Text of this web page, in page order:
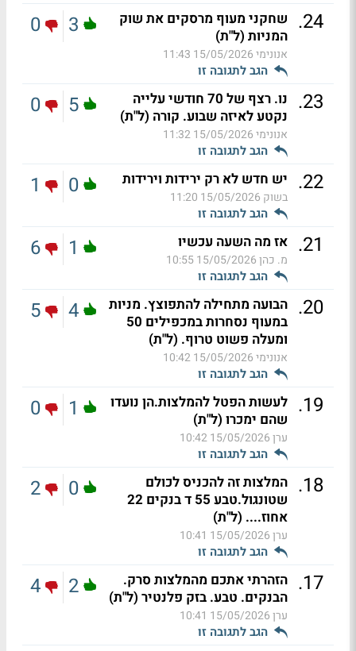
24
. שחקני מעוף מרסקים את שוק
המניות (ל"ת)
אנונימי15/05/2026 11:43
הגב לתגובה זו
3
0
23
.
נו. רצף של 70 חודשי עלייה
נקטע לאיזה שבוע. קורה (ל"ת)
אנונימי15/05/2026 11:32
הגב לתגובה זו
5
0
22
. יש חדש לא רק ירידות וירידות
בשוק 15/05/2026 11:20
הגב לתגובה זו
0
1
21
. אז מה השעה עכשיו
מ. כהן15/05/2026 10:55
הגב לתגובה זו
1
6
20
. הבועה מתחילה להתפוצץ. מניות
במעוף נסחרות במכפילים 50
ומעלה פשוט טרוף. (ל"ת)
אנונימי15/05/2026 10:42
הגב לתגובה זו
4
5
19
. לעשות הפטל להמלצות.הן נועדו
שהם ימכרו (ל"ת)
ערן15/05/2026 10:42
הגב לתגובה זו
1
0
18
. המלצות זה להכניס לכולם
שטונגול.טבע 55 ד בנקים 22
אחוז.... (ל"ת)
ערן15/05/2026 10:41
הגב לתגובה זו
0
2
17
. הזהרתי אתכם מהמלצות סרק.
הבנקים. טבע. בזק פלנטיר (ל"ת)
ערן15/05/2026 10:41
הגב לתגובה זו
2
4